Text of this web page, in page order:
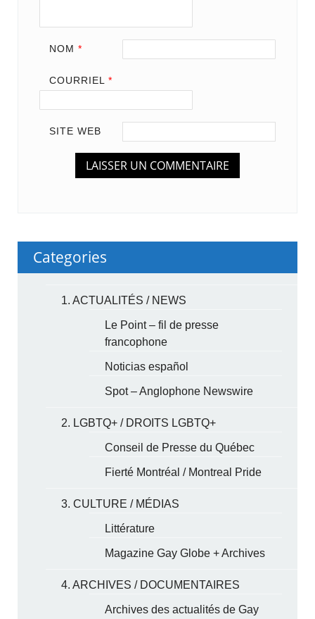
NOM *
COURRIEL *
SITE WEB
Categories
1. ACTUALITÉS / NEWS
Le Point – fil de presse
francophone
Noticias español
Spot – Anglophone Newswire
2. LGBTQ+ / DROITS LGBTQ+
Conseil de Presse du Québec
Fierté Montréal / Montreal Pride
3. CULTURE / MÉDIAS
Littérature
Magazine Gay Globe + Archives
4. ARCHIVES / DOCUMENTAIRES
Archives des actualités de Gay